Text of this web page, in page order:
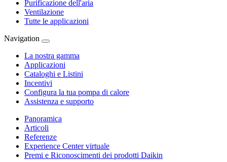
Purificazione dell'aria
Ventilazione
Tutte le applicazioni
Navigation
La nostra gamma
Applicazioni
Cataloghi e Listini
Incentivi
Configura la tua pompa di calore
Assistenza e supporto
Panoramica
Articoli
Referenze
Experience Center virtuale
Premi e Riconoscimenti dei prodotti Daikin